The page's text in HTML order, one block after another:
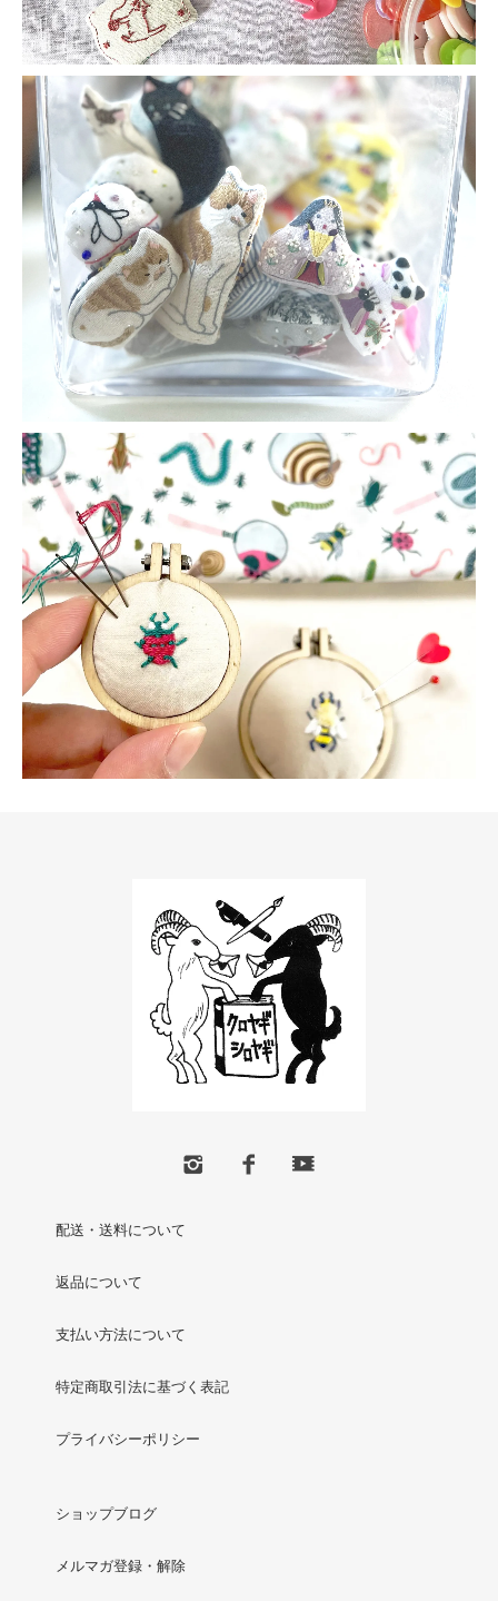
配送・送料について
返品について
支払い方法について
特定商取引法に基づく表記
プライバシーポリシー
ショップブログ
メルマガ登録・解除